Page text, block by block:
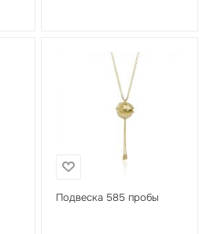
Подвеска 585 пробы